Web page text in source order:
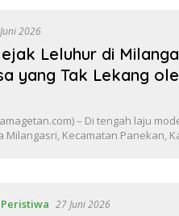
2026
Leluhur di
yang Tak Lekang
– Di tengah laju
Milangasri, Kecamatan Panekan,
Peristiwa 27 Juni 2026